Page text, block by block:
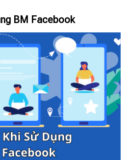
BM Facebook